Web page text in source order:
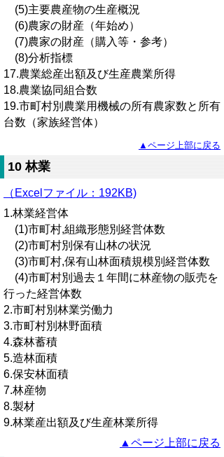
(5)主要農産物の生産概況
(6)農家の財産（年始め）
(7)農家の財産（購入等・参考）
(8)分析指標
17.農業総産出額及び生産農業所得
18.農業協同組合数
19.市町村別農業用機械の所有農家数と所有
台数（家族経営体）
▲ページ上部に戻る
10 林業
（Excelファイル：192KB)
1.林業経営体
(1)市町村,組織形態別経営体数
(2)市町村別保有山林の状況
(3)市町村,保有山林面積規模別経営体数
(4)市町村別過去１年間に林産物の販売を
行った経営体数
2.市町村別林業労働力
3.市町村別林野面積
4.森林蓄積
5.造林面積
6.保安林面積
7.林産物
8.製材
9.林業産出額及び生産林業所得
▲ページ上部に戻る